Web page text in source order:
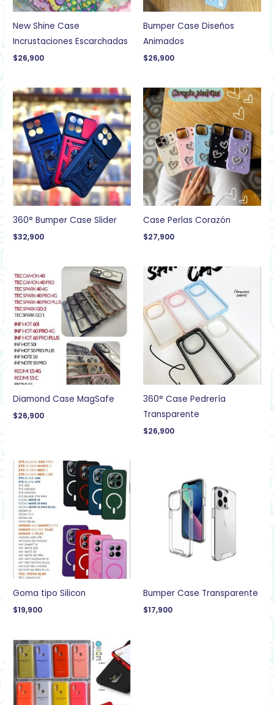
New Shine Case
Incrustaciones Escarchadas
$26,900
Bumper Case Diseños
Animados
$26,900
360° Bumper Case Slider
$32,900
Case Perlas Corazón
$27,900
Diamond Case MagSafe
$26,900
360° Case Pedrería
Transparente
$26,900
Goma tipo Silicon
$19,900
Bumper Case Transparente
$17,900